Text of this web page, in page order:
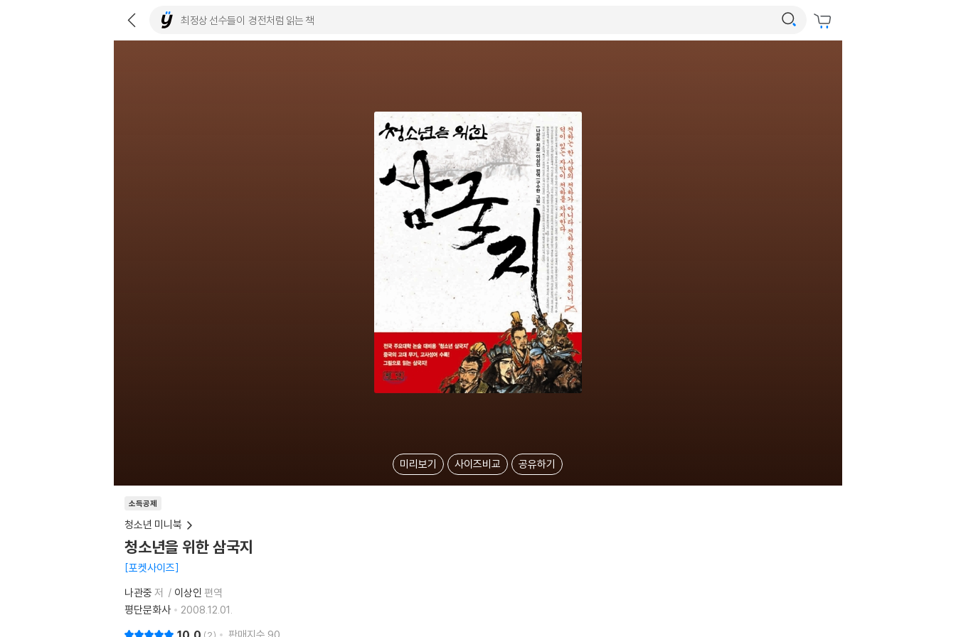
미리보기 사이즈비교 공유하기
소득공제
청소년 미니북
청소년을 위한 삼국지
포켓사이즈
나관중 저 이상인 편역
평단문화사
2008.12.01.